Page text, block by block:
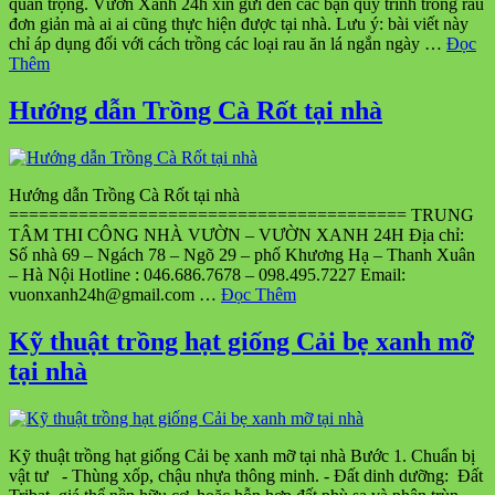
quan trọng. Vườn Xanh 24h xin gửi đến các bạn quy trình trồng rau
đơn giản mà ai ai cũng thực hiện được tại nhà. Lưu ý: bài viết này
chỉ áp dụng đối với cách trồng các loại rau ăn lá ngắn ngày … Đọc
Thêm
Hướng dẫn Trồng Cà Rốt tại nhà
Hướng dẫn Trồng Cà Rốt tại nhà
======================================== TRUNG
TÂM THI CÔNG NHÀ VƯỜN – VƯỜN XANH 24H Địa chỉ:
Số nhà 69 – Ngách 78 – Ngõ 29 – phố Khương Hạ – Thanh Xuân
– Hà Nội Hotline : 046.686.7678 – 098.495.7227 Email:
vuonxanh24h@gmail.com … Đọc Thêm
Kỹ thuật trồng hạt giống Cải bẹ xanh mỡ
tại nhà
Kỹ thuật trồng hạt giống Cải bẹ xanh mỡ tại nhà Bước 1. Chuẩn bị
vật tư - Thùng xốp, chậu nhựa thông minh. - Đất dinh dưỡng: Đất